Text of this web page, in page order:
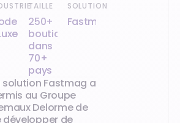
TAILLE
250+
boutiques
dans
70+
pays
SOLUTION
Fastmag
solution Fastmag a
au Groupe
Delorme de
développer de